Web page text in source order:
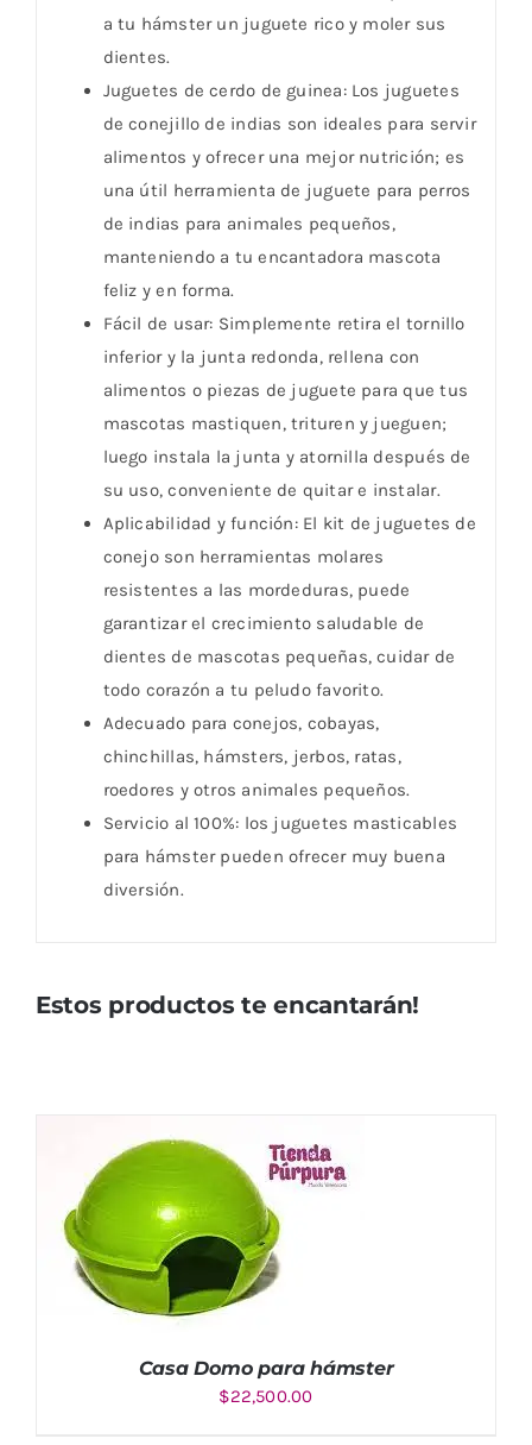
a tu hámster un juguete rico y moler sus
dientes.
Juguetes de cerdo de guinea: Los juguetes
de conejillo de indias son ideales para servir
alimentos y ofrecer una mejor nutrición; es
una útil herramienta de juguete para perros
de indias para animales pequeños,
manteniendo a tu encantadora mascota
feliz y en forma.
Fácil de usar: Simplemente retira el tornillo
inferior y la junta redonda, rellena con
alimentos o piezas de juguete para que tus
mascotas mastiquen, trituren y jueguen;
luego instala la junta y atornilla después de
su uso, conveniente de quitar e instalar.
Aplicabilidad y función: El kit de juguetes de
conejo son herramientas molares
resistentes a las mordeduras, puede
garantizar el crecimiento saludable de
dientes de mascotas pequeñas, cuidar de
todo corazón a tu peludo favorito.
Adecuado para conejos, cobayas,
chinchillas, hámsters, jerbos, ratas,
roedores y otros animales pequeños.
Servicio al 100%: los juguetes masticables
para hámster pueden ofrecer muy buena
diversión.
Estos productos te encantarán!
Casa Domo para hámster
$22,500.00